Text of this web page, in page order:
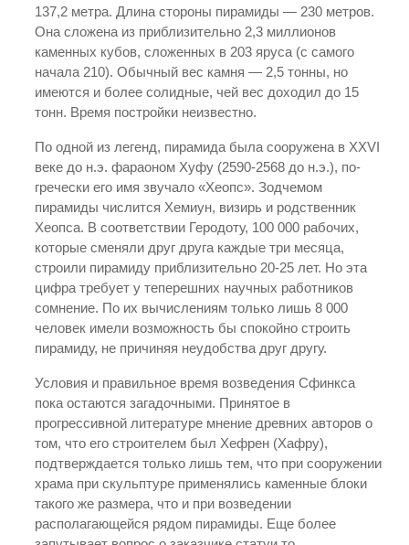
137,2 метра. Длина стороны пирамиды — 230 метров.
Она сложена из приблизительно 2,3 миллионов
каменных кубов, сложенных в 203 яруса (с самого
начала 210). Обычный вес камня — 2,5 тонны, но
имеются и более солидные, чей вес доходил до 15
тонн. Время постройки неизвестно.
По одной из легенд, пирамида была сооружена в XXVI
веке до н.э. фараоном Хуфу (2590-2568 до н.э.), по-
гречески его имя звучало «Хеопс». Зодчемом
пирамиды числится Хемиун, визирь и родственник
Хеопса. В соответствии Геродоту, 100 000 рабочих,
которые сменяли друг друга каждые три месяца,
строили пирамиду приблизительно 20-25 лет. Но эта
цифра требует у теперешних научных работников
сомнение. По их вычислениям только лишь 8 000
человек имели возможность бы спокойно строить
пирамиду, не причиняя неудобства друг другу.
Условия и правильное время возведения Сфинкса
пока остаются загадочными. Принятое в
прогрессивной литературе мнение древних авторов о
том, что его строителем был Хефрен (Хафру),
подтверждается только лишь тем, что при сооружении
храма при скульптуре применялись каменные блоки
такого же размера, что и при возведении
располагающейся рядом пирамиды. Еще более